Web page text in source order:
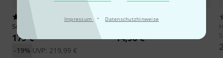
Impressum · Datenschutzhinweise
Squier
179 €
UVP: 219,99 €
-19%
14,90 €